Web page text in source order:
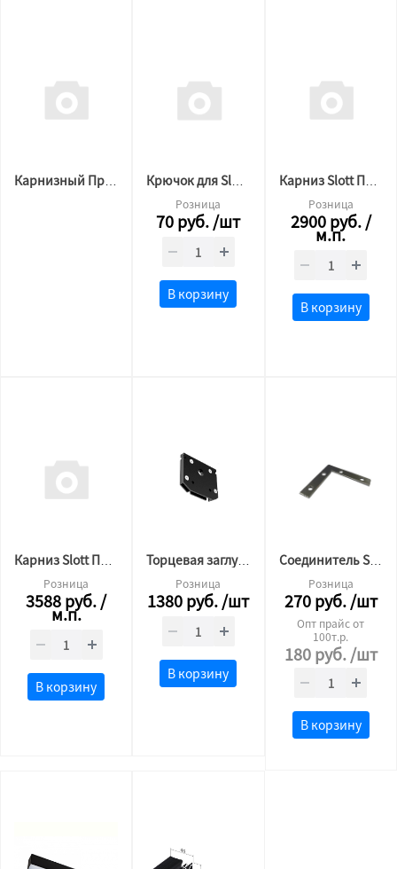
Карнизный Профиль SLOTT MOTION 3м.п черный Крючок для Slott Парсек белый
Розница
70руб./шт
В корзину
Карниз Slott Парсек белый
Розница
2900руб./
м.п.
В корзину
Карниз Slott Парсек черный
Розница
3588руб./
м.п.
В корзину
Торцевая заглушка для магнитного трека (SLOTT, и другие)
Розница
1380руб./шт
В корзину
Соединитель SLOTT угловой плоский
Розница
270руб./шт
Опт прайс от
100т.р.
180руб./шт
В корзину